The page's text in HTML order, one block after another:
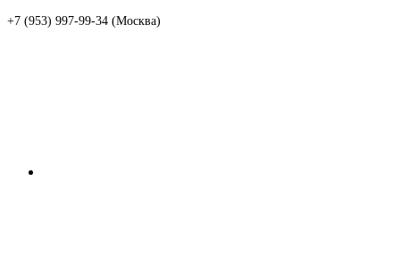
+7 (953) 997-99-34 (Москва)